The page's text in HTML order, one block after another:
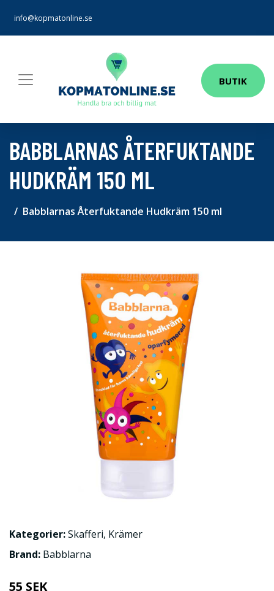
info@kopmatonline.se
BUTIK
BABBLARNAS ÅTERFUKTANDE
HUDKRÄM 150 ML
Babblarnas Återfuktande Hudkräm 150 ml
Kategorier:Skafferi, Krämer
Brand: Babblarna
55 SEK